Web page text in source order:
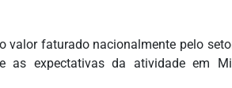
valor faturado nacionalmente pelo
expectativas da atividade em